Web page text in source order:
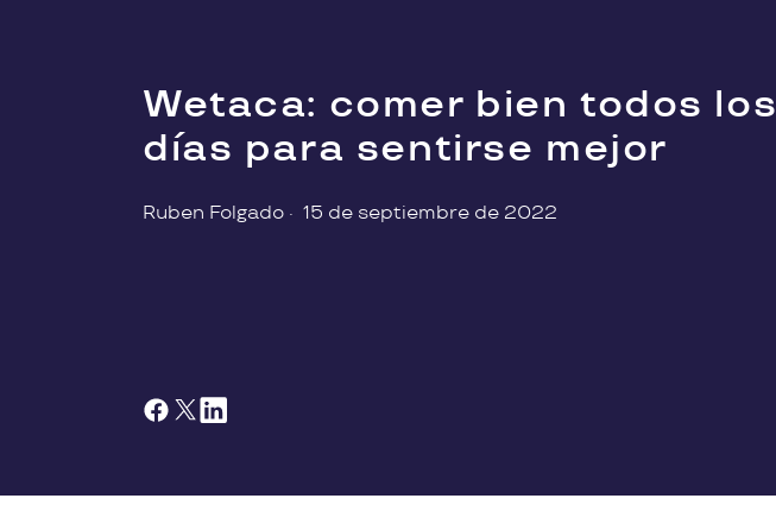
Wetaca: comer bien todos los
días para sentirse mejor
Ruben Folgado · 15 de septiembre de 2022